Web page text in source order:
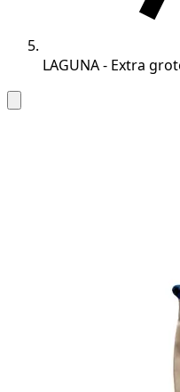
LAGUNA - Extra